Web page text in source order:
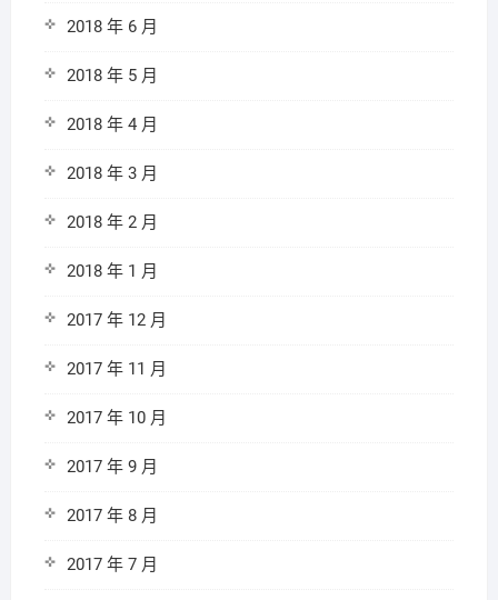
2018 年 6 月
2018 年 5 月
2018 年 4 月
2018 年 3 月
2018 年 2 月
2018 年 1 月
2017 年 12 月
2017 年 11 月
2017 年 10 月
2017 年 9 月
2017 年 8 月
2017 年 7 月